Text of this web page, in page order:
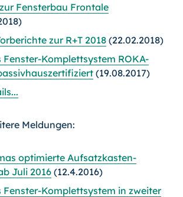
Fensterbau Frontale
zur R+T 2018 (22.02.2018)
Fenster-Komplettsystem ROKA-
haus­zertifiziert (19.08.2017)
Meldungen:
optimierte Aufsatzkasten-
Juli 2016 (12.4.2016)
Fenster-Komplettsystem in zweiter